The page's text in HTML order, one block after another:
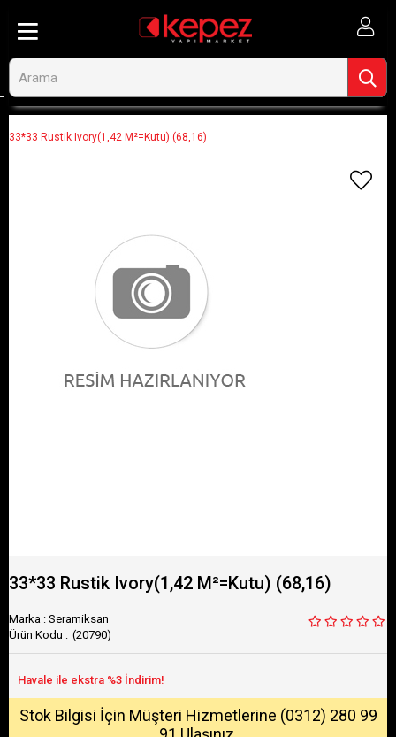
33*33 Rustik Ivory(1,42 M²=Kutu) (68,16)
33*33 Rustik Ivory(1,42 M²=Kutu) (68,16)
Marka : Seramiksan
(20790)
Stok Bilgisi İçin Müşteri Hizmetlerine (0312) 280 99